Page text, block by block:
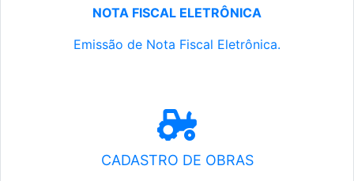
NOTA FISCAL ELETRÔNICA
Emissão de Nota Fiscal Eletrônica.
CADASTRO DE OBRAS